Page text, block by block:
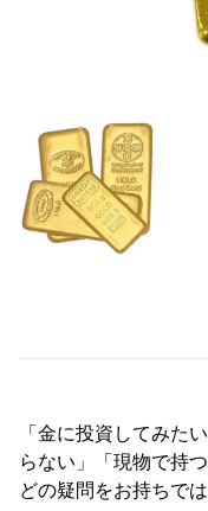
「金に投資してみた
らない」「現物で持
どの疑問をお持ちで